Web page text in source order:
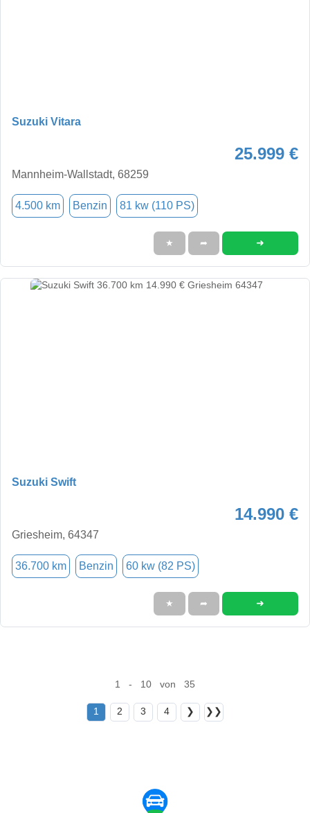
Suzuki Vitara
25.999 €
Mannheim-Wallstadt, 68259
4.500 km Benzin 81 kw (110 PS)
★ ➦ ➜
Suzuki Swift
14.990 €
Griesheim, 64347
36.700 km Benzin 60 kw (82 PS)
★ ➦ ➜
1 - 10 von 35
1 2 3 4 ❯ ❯❯